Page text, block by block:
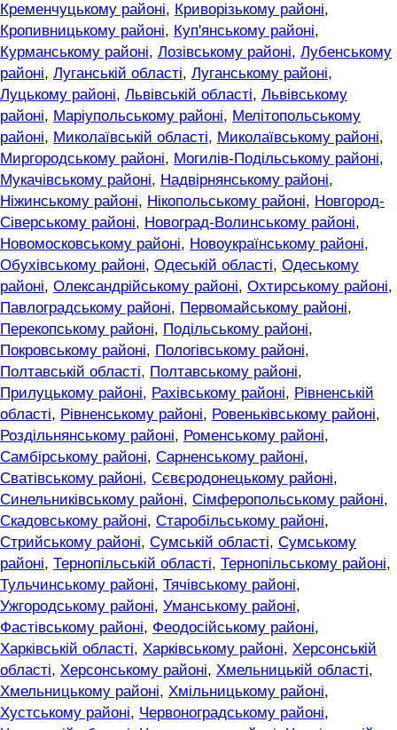
Кременчуцькому районі, Криворізькому районі,
Кропивницькому районі, Куп'янському районі,
Курманському районі, Лозівському районі, Лубенському
районі, Луганській області, Луганському районі,
Луцькому районі, Львівській області, Львівському
районі, Маріупольському районі, Мелітопольському
районі, Миколаївській області, Миколаївському районі,
Миргородському районі, Могилів-Подільському районі,
Мукачівському районі, Надвірнянському районі,
Ніжинському районі, Нікопольському районі, Новгород-
Сіверському районі, Новоград-Волинському районі,
Новомосковському районі, Новоукраїнському районі,
Обухівському районі, Одеській області, Одеському
районі, Олександрійському районі, Охтирському районі,
Павлоградському районі, Первомайському районі,
Перекопському районі, Подільському районі,
Покровському районі, Пологівському районі,
Полтавській області, Полтавському районі,
Прилуцькому районі, Рахівському районі, Рівненській
області, Рівненському районі, Ровеньківському районі,
Роздільнянському районі, Роменському районі,
Самбірському районі, Сарненському районі,
Сватівському районі, Сєвєродонецькому районі,
Синельниківському районі, Сімферопольському районі,
Скадовському районі, Старобільському районі,
Стрийському районі, Сумській області, Сумському
районі, Тернопільській області, Тернопільському районі,
Тульчинському районі, Тячівському районі,
Ужгородському районі, Уманському районі,
Фастівському районі, Феодосійському районі,
Харківській області, Харківському районі, Херсонській
області, Херсонському районі, Хмельницькій області,
Хмельницькому районі, Хмільницькому районі,
Хустському районі, Червоноградському районі,